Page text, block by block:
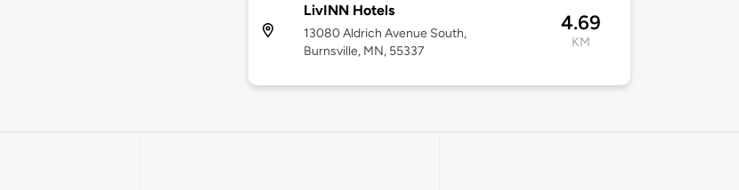
LivINN Hotels
13080 Aldrich Avenue South,
Burnsville, MN, 55337
4.69
KM